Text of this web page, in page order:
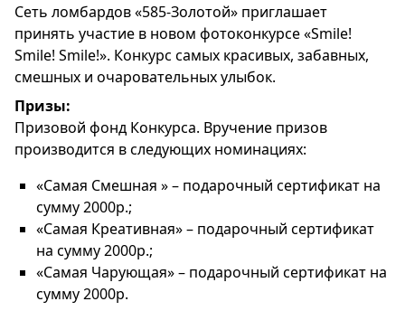
Сеть ломбардов «585-Золотой» приглашает
принять участие в новом фотоконкурсе «Smile!
Smile! Smile!». Конкурс самых красивых, забавных,
смешных и очаровательных улыбок.
Призы:
Призовой фонд Конкурса. Вручение призов
производится в следующих номинациях:
«Самая Смешная » – подарочный сертификат на
сумму 2000р.;
«Самая Креативная» – подарочный сертификат
на сумму 2000р.;
«Самая Чарующая» – подарочный сертификат на
сумму 2000р.